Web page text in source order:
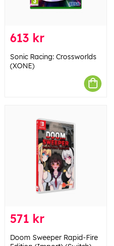
613 kr
Sonic Racing: Crossworlds
(XONE)
571 kr
Doom Sweeper Rapid-Fire